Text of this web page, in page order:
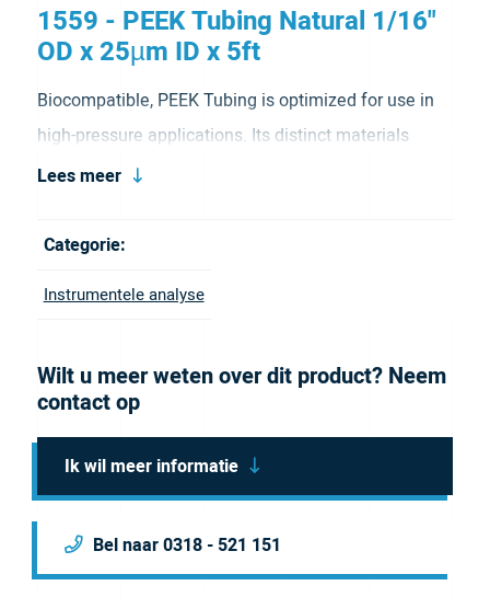
1559 - PEEK Tubing Natural 1/16"
OD x 25µm ID x 5ft
Biocompatible, PEEK Tubing is optimized for use in
high-pressure applications. Its distinct materials
make it inert to most solvents and give it a smooth
sample bands. We have developed a variety of color
natural color.
Lees meer
Categorie:
Instrumentele analyse
Wilt u meer weten over dit product? Neem
contact op
Ik wil meer informatie
Bel naar 0318 - 521 151